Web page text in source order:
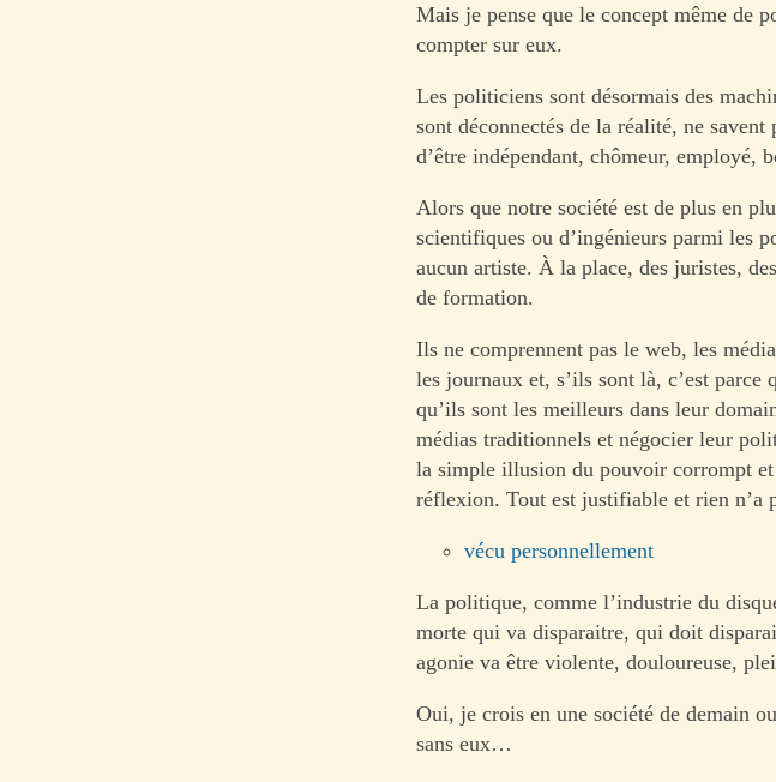
Mais je pense que le concept même de
compter sur eux.
Les politiciens sont désormais des
sont déconnectés de la réalité, ne
d’être indépendant, chômeur, employé,
Alors que notre société est de plus en
scientifiques ou d’ingénieurs parmi les
aucun artiste. À la place, des juristes,
de formation.
Ils ne comprennent pas le web, les
les journaux et, s’ils sont là, c’est parce
qu’ils sont les meilleurs dans leur
médias traditionnels et négocier leur
la simple illusion du pouvoir corrompt
réflexion. Tout est justifiable et rien n’a
vécu personnellement
La politique, comme l’industrie du
morte qui va disparaitre, qui doit
agonie va être violente, douloureuse,
Oui, je crois en une société de demain
sans eux…